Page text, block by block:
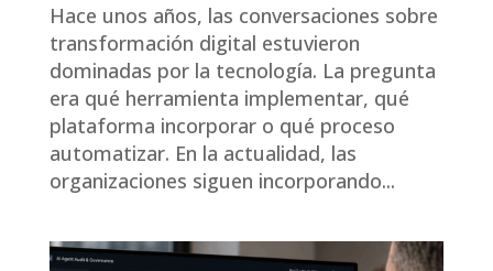
Hace unos años, las conversaciones sobre
transformación digital estuvieron
dominadas por la tecnología. La pregunta
era qué herramienta implementar, qué
plataforma incorporar o qué proceso
automatizar. En la actualidad, las
organizaciones siguen incorporando...